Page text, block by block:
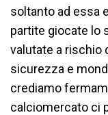
soltanto ad essa
partite giocate lo
valutate a rischio
sicurezza e
crediamo
calciomercato ci